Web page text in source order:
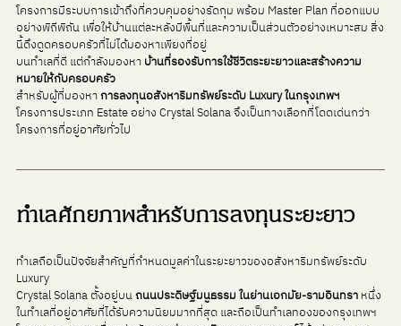
โครงการมีระบบการเข้าถึงที่ควบคุมอย่างรัดกุม พร้อม Master Plan ที่ออกแบบ
อย่างพิถีพิถัน เพื่อให้บ้านแต่ละหลังมีพื้นที่และความเป็นส่วนตัวอย่างเหมาะสม สิ่ง
นี้ดึงดูดครอบครัวที่ไม่ได้มองหาเพียงที่อยู่
บนทำเลที่ดี แต่กำลังมองหา บ้านที่รองรับการใช้ชีวิตระยะยาวและสร้างความ
หมายให้กับครอบครัว
สำหรับผู้ที่มองหา การลงทุนอสังหาริมทรัพย์ระดับ Luxury ในกรุงเทพฯ
โครงการประเภท Estate อย่าง Crystal Solana จึงเป็นทางเลือกที่โดดเด่นกว่า
โครงการที่อยู่อาศัยทั่วไป
ทำเลศักยภาพสำหรับการลงทุนระยะยาว
ทำเลถือเป็นปัจจัยสำคัญที่กำหนดมูลค่าในระยะยาวของอสังหาริมทรัพย์ระดับ
Luxury
Crystal Solana ตั้งอยู่บน ถนนประดิษฐ์มนูธรรม ในย่านเอกมัย-รามอินทรา หนึ่ง
ในทำเลที่อยู่อาศัยที่ได้รับความนิยมมากที่สุด และถือเป็นทำเลทองของกรุงเทพฯ